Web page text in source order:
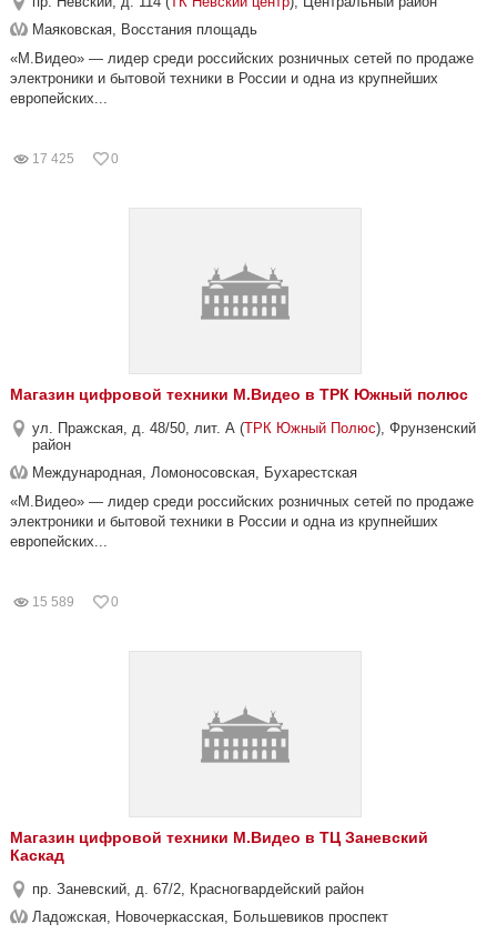
Маяковская, Восстания площадь
«М.Видео» — лидер среди российских розничных сетей по продаже
электроники и бытовой техники в России и одна из крупнейших
европейских...
17 425 0
Магазин цифровой техники М.Видео в ТРК Южный полюс
ул. Пражская, д. 48/50, лит. А (ТРК Южный Полюс), Фрунзенский
район
Международная, Ломоносовская, Бухарестская
«М.Видео» — лидер среди российских розничных сетей по продаже
электроники и бытовой техники в России и одна из крупнейших
европейских...
15 589 0
Магазин цифровой техники М.Видео в ТЦ Заневский
Каскад
пр. Заневский, д. 67/2, Красногвардейский район
Ладожская, Новочеркасская, Большевиков проспект